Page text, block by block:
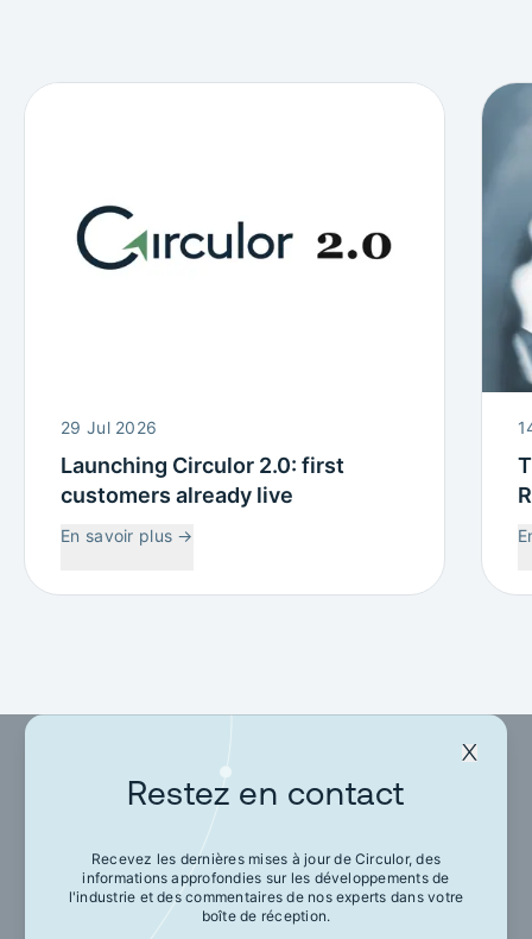
29 Jul 2026
Launching Circulor 2.0: first
customers already live
En savoir plus →
Restez en contact
Recevez les dernières mises à jour de Circulor, des
informations approfondies sur les développements de
l'industrie et des commentaires de nos experts dans votre
boîte de réception.
Recevez les dernières mises à jour de Circulor,
des informations approfondies sur les
développements de l'industrie et des